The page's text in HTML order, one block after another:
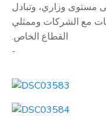
وزاري، وتبادل
مع الشركات وممثلي
القطاع الخاص.
-